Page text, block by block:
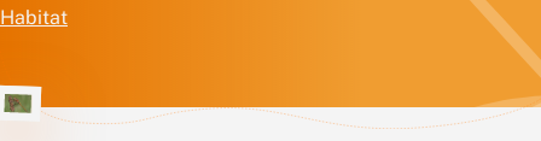
Habitat